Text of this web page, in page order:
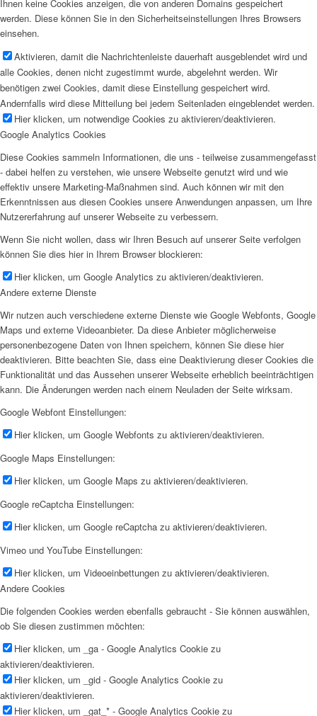
Ihnen keine Cookies anzeigen, die von anderen Domains gespeichert
werden. Diese können Sie in den Sicherheitseinstellungen Ihres Browsers
einsehen.
Aktivieren, damit die Nachrichtenleiste dauerhaft ausgeblendet wird und
alle Cookies, denen nicht zugestimmt wurde, abgelehnt werden. Wir
benötigen zwei Cookies, damit diese Einstellung gespeichert wird.
Andernfalls wird diese Mitteilung bei jedem Seitenladen eingeblendet werden.
Hier klicken, um notwendige Cookies zu aktivieren/deaktivieren.
Google Analytics Cookies
Diese Cookies sammeln Informationen, die uns - teilweise zusammengefasst
- dabei helfen zu verstehen, wie unsere Webseite genutzt wird und wie
effektiv unsere Marketing-Maßnahmen sind. Auch können wir mit den
Erkenntnissen aus diesen Cookies unsere Anwendungen anpassen, um Ihre
Nutzererfahrung auf unserer Webseite zu verbessern.
Wenn Sie nicht wollen, dass wir Ihren Besuch auf unserer Seite verfolgen
können Sie dies hier in Ihrem Browser blockieren:
Hier klicken, um Google Analytics zu aktivieren/deaktivieren.
Andere externe Dienste
Wir nutzen auch verschiedene externe Dienste wie Google Webfonts, Google
Maps und externe Videoanbieter. Da diese Anbieter möglicherweise
personenbezogene Daten von Ihnen speichern, können Sie diese hier
deaktivieren. Bitte beachten Sie, dass eine Deaktivierung dieser Cookies die
Funktionalität und das Aussehen unserer Webseite erheblich beeinträchtigen
kann. Die Änderungen werden nach einem Neuladen der Seite wirksam.
Google Webfont Einstellungen:
Hier klicken, um Google Webfonts zu aktivieren/deaktivieren.
Google Maps Einstellungen:
Hier klicken, um Google Maps zu aktivieren/deaktivieren.
Google reCaptcha Einstellungen:
Hier klicken, um Google reCaptcha zu aktivieren/deaktivieren.
Vimeo und YouTube Einstellungen:
Hier klicken, um Videoeinbettungen zu aktivieren/deaktivieren.
Andere Cookies
Die folgenden Cookies werden ebenfalls gebraucht - Sie können auswählen,
ob Sie diesen zustimmen möchten:
Hier klicken, um _ga - Google Analytics Cookie zu
aktivieren/deaktivieren.
Hier klicken, um _gid - Google Analytics Cookie zu
aktivieren/deaktivieren.
Hier klicken, um _gat_* - Google Analytics Cookie zu